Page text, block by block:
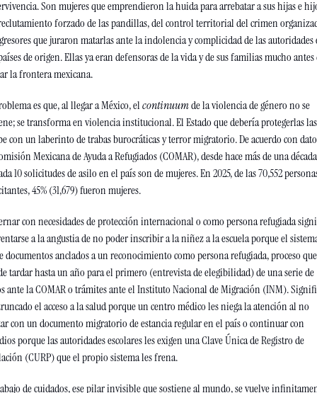
Son mujeres que emprendieron la huida para arrebatar a sus hijas e
forzado de las pandillas, del control territorial del crimen
que juraron matarlas ante la indolencia y complicidad de las autoridades
de origen. Ellas ya eran defensoras de la vida y de sus familias mucho antes
la frontera mexicana.
es que, al llegar a México, el continuum de la violencia de género no se
se transforma en violencia institucional. El Estado que debería protegerlas las
con un laberinto de trabas burocráticas y terror migratorio. De acuerdo con
Mexicana de Ayuda a Refugiados (COMAR), desde hace más de una
10 solicitudes de asilo en el país son de mujeres. En 2025, de las 70,552
45% (31,679) fueron mujeres.
con necesidades de protección internacional o como persona refugiada
a la angustia de no poder inscribir a la niñez a la escuela porque el
documentos anclados a un reconocimiento como persona refugiada, proceso que
tardar hasta un año para el primero (entrevista de elegibilidad) de una serie de
ante la COMAR o trámites ante el Instituto Nacional de Migración (INM).
el acceso a la salud porque un centro médico les niega la atención al no
con un documento migratorio de estancia regular en el país o continuar con
porque las autoridades escolares les exigen una Clave Única de Registro de
(CURP) que el propio sistema les frena.
de cuidados, ese pilar invisible que sostiene al mundo, se vuelve